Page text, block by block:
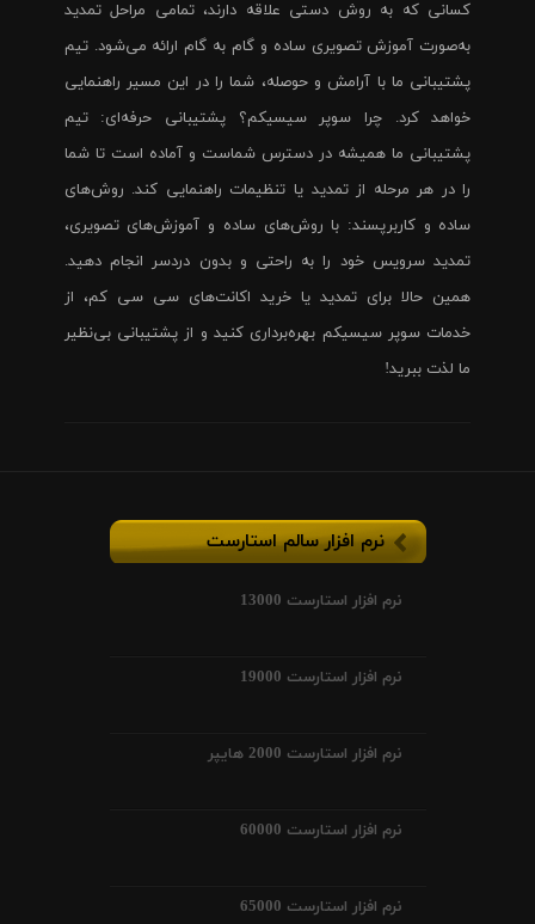
کسانی که به روش دستی علاقه دارند، تمامی مراحل تمدید
به‌صورت آموزش تصویری ساده و گام به گام ارائه می‌شود. تیم
پشتیبانی ما با آرامش و حوصله، شما را در این مسیر راهنمایی
خواهد کرد. چرا سوپر سیسیکم؟ پشتیبانی حرفه‌ای: تیم
پشتیبانی ما همیشه در دسترس شماست و آماده است تا شما
را در هر مرحله از تمدید یا تنظیمات راهنمایی کند. روش‌های
ساده و کاربرپسند: با روش‌های ساده و آموزش‌های تصویری،
تمدید سرویس خود را به راحتی و بدون دردسر انجام دهید.
همین حالا برای تمدید یا خرید اکانت‌های سی سی کم، از
خدمات سوپر سیسیکم بهره‌برداری کنید و از پشتیبانی بی‌نظیر
ما لذت ببرید!
نرم افزار سالم استارست
نرم افزار استارست 13000
نرم افزار استارست 19000
نرم افزار استارست 2000 هایپر
نرم افزار استارست 60000
نرم افزار استارست 65000